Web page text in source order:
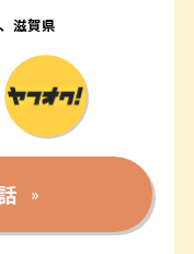
滋賀県